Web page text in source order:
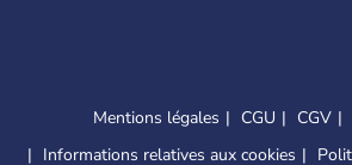
Mentions légales CGU CGV
Informations relatives aux cookies